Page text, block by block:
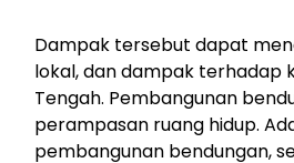
Dampak tersebut dapat
lokal, dan dampak terhadap
Tengah. Pembangunan
perampasan ruang hidup.
pembangunan bendungan,